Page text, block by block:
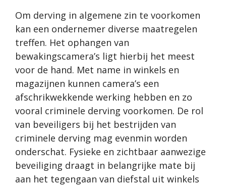
Om derving in algemene zin te voorkomen
kan een ondernemer diverse maatregelen
treffen. Het ophangen van
bewakingscamera’s ligt hierbij het meest
voor de hand. Met name in winkels en
magazijnen kunnen camera’s een
afschrikwekkende werking hebben en zo
vooral criminele derving voorkomen. De rol
van beveiligers bij het bestrijden van
criminele derving mag evenmin worden
onderschat. Fysieke en zichtbaar aanwezige
beveiliging draagt in belangrijke mate bij
aan het tegengaan van diefstal uit winkels